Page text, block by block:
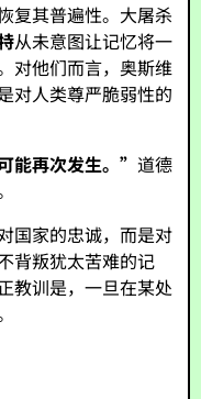
其普遍性。大屠杀
从未意图让记忆将一
对他们而言，奥斯维
对人类尊严脆弱性的
能再次发生。”道德
国家的忠诚，而是对
背叛犹太苦难的记
教训是，一旦在某处